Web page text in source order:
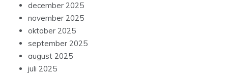
december 2025
november 2025
oktober 2025
september 2025
august 2025
juli 2025